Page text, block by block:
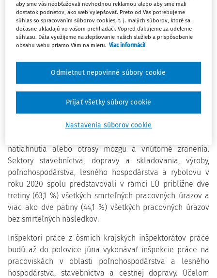
smrteľným pracovným úrazom v EÚ. Táto kampaň je
organizovaná v spolupráci s Európskou agentúrou pre
bezpečnosť a ochranu zdravia pri práci (EU-OSHA).
Kampane tohto typu budú súčasne prebiehať vo
obsahom.
Na základe štatistických údajov došlo v roku 2020 v EÚk 3
355 smrteľným pracovným úrazom , čo predstavuje pokles
o 53 úmrtí v porovnaní s predchádzajúcim rokom 2019. V
roku 2020 spôsobilo 70 % všetkých pracovných úrazov v EÚ
natiahnutia alebo otrasy mozgu a vnútorné zranenia.
Sektory stavebníctva, dopravy a skladovania, výroby,
poľnohospodárstva, lesného hospodárstva a rybolovu v
roku 2020 spolu predstavovali v rámci EÚ približne dve
tretiny (63,1 %) všetkých smrteľných pracovných úrazov a
viac ako dve pätiny (44,1 %) všetkých pracovných úrazov
bez smrteľných následkov.
Inšpektori práce z ôsmich krajských inšpektorátov práce
budú až do polovice júna vykonávať inšpekcie práce na
pracoviskách v oblasti poľnohospodárstva a lesného
hospodárstva, stavebníctva a cestnej dopravy. Účelom
aby sme vás neobťažovali nevhodnou reklamou alebo aby sme mali
dostatok podnetov, ako web vylepšovať. Preto od Vás potrebujeme
súhlas so spracovaním súborov cookies, t. j. malých súborov, ktoré sa
dočasne ukladajú vo vašom prehliadači. Vopred ďakujeme za udelenie
súhlasu. Dáta využijeme na zlepšovanie našich služieb a prispôsobenie
obsahu webu priamo Vám na mieru. Viac informácií
Nastavenia súborov cookie
Odmietnut nepovinné súbory cookie
Prijať všetky súbory cookie